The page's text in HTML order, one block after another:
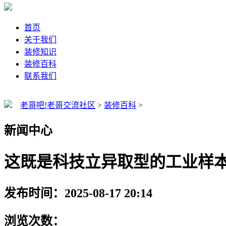
首页
关于我们
装修知识
装修百科
联系我们
老哥吧!老哥交流社区 > 装修百科 >
新闻中心
这既是科技立异取型的工业样
发布时间：2025-08-17 20:14
浏览次数：